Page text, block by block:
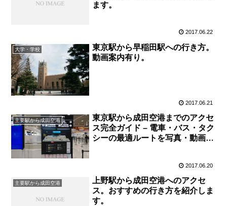
ます。
2017.06.22
大学・学校
東京駅から早稲田駅への行き方。
動画案内有り。
2017.06.21
主要駅から成田空港
東京駅から成田空港までのアクセ
ス完全ガイド – 電車・バス・タク
シーの最適ルートを写真・動画付
2017.06.20
主要駅から成田空港
上野駅から成田空港へのアクセ
ス。おすすめの行き方を紹介しま
す。